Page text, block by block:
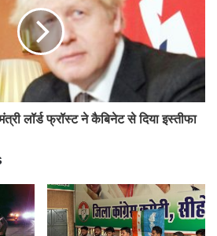
लॉर्ड फ्रॉस्ट ने कैबिनेट से दिया इस्तीफा